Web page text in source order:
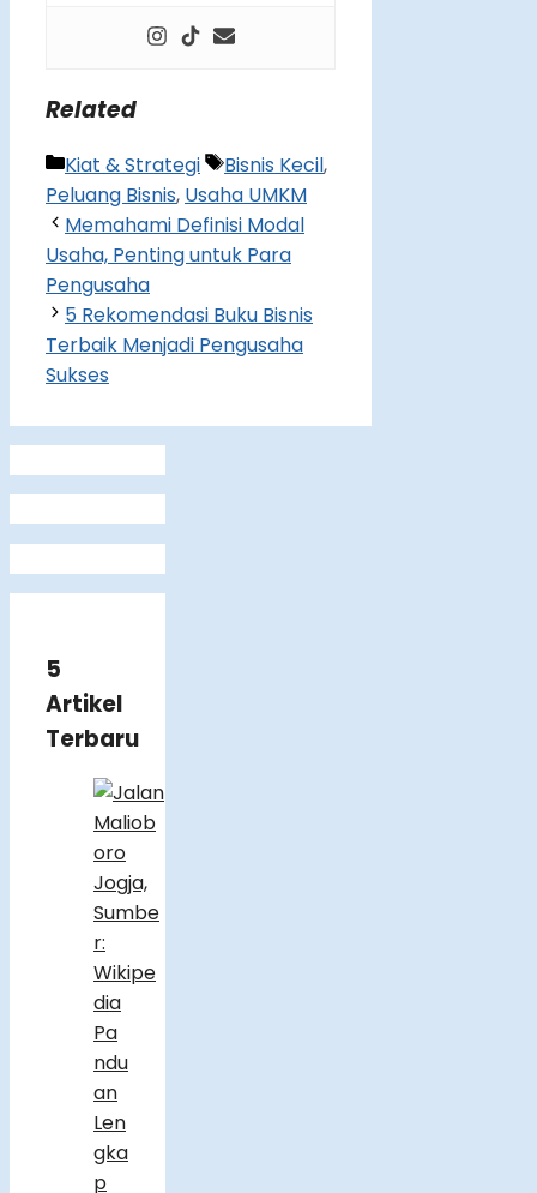
Related
Categories
Kiat & Strategi Tags
Bisnis Kecil,
Peluang Bisnis, Usaha UMKM
Memahami Definisi Modal
Usaha, Penting untuk Para
Pengusaha
5 Rekomendasi Buku Bisnis
Terbaik Menjadi Pengusaha
Sukses
5
Artikel
Terbaru
Pa
ndu
an
Len
gka
p